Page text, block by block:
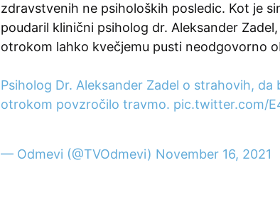
zdravstvenih ne psiholoških posledic. Kot je
poudaril klinični psiholog dr. Aleksander
otrokom lahko kvečjemu pusti neodgovorno
Psiholog Dr. Aleksander Zadel o strahovih, da
otrokom povzročilo travmo. pic.twitter.com/
— Odmevi (@TVOdmevi) November 16, 2021